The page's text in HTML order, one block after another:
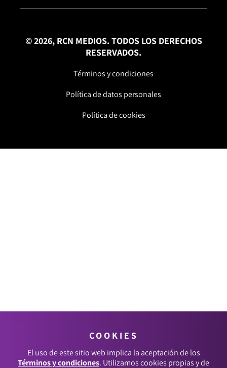
© 2026, RCN MEDIOS. TODOS LOS DERECHOS
RESERVADOS.
Términos y condiciones
Política de datos personales
Política de cookies
COOKIES
El uso de este sitio web implica la aceptación de los
Términos y condiciones. Utilizamos cookies propias y de